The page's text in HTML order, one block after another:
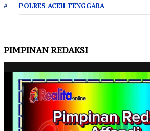
POLRES ACEH TENGGARA
PIMPINAN REDAKSI